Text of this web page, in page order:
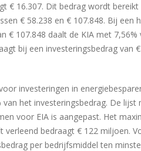
€ 16.307. Dit bedrag wordt bereikt
€ 58.238 en € 107.848. Bij een
€ 107.848 daalt de KIA met
bij een investeringsbedrag van
investeringen in
van het investeringsbedrag. De
voor EIA is aangepast. Het
verleend bedraagt € 122 miljoen.
per bedrijfsmiddel ten